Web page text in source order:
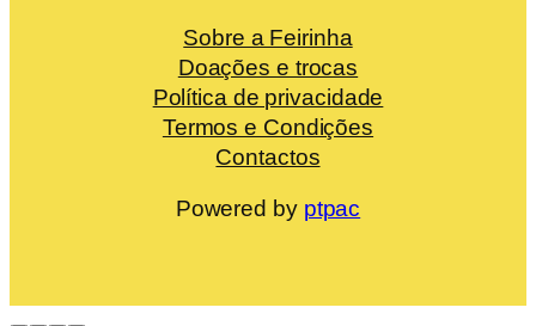
Sobre a Feirinha
Doações e trocas
Política de privacidade
Termos e Condições
Contactos
Powered by ptpac